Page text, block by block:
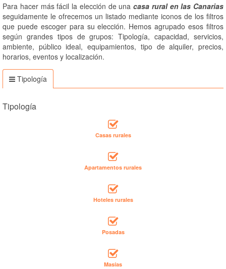
Para hacer más fácil la elección de una casa rural en las Canarias
seguidamente le ofrecemos un listado mediante iconos de los filtros
que puede escoger para su elección. Hemos agrupado esos filtros
según grandes tipos de grupos: Tipología, capacidad, servicios,
ambiente, público ideal, equipamientos, tipo de alquiler, precios,
horarios, eventos y localización.
Tipología
Tipología
Casas rurales
Apartamentos rurales
Hoteles rurales
Posadas
Masías